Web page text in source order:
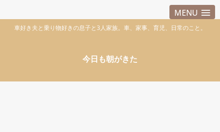
MENU
車好き夫と乗り物好きの息子と3人家族。車、家事、育児、日常のこと。
今日も朝がきた